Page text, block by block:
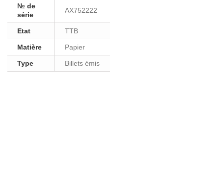
№ de
série
AX752222
Etat TTB
Matière Papier
Type Billets émis